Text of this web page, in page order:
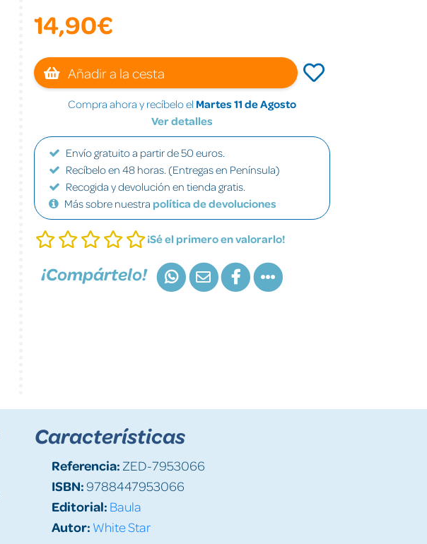
14,90€
Añadir a la cesta
Compra ahora y recíbelo el Martes 11 de Agosto
Ver detalles
Envío gratuito a partir de 50 euros.
Recíbelo en 48 horas. (Entregas en Península)
Recogida y devolución en tienda gratis.
Más sobre nuestra política de devoluciones
¡Sé el primero en valorarlo!
¡Compártelo!
Características
Referencia: ZED-7953066
ISBN:9788447953066
Editorial: Baula
Autor: White Star